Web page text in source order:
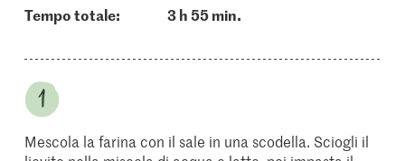
Tempo totale: 3 h 55 min.
Mescola la farina con il sale in una scodella. Sciogli il